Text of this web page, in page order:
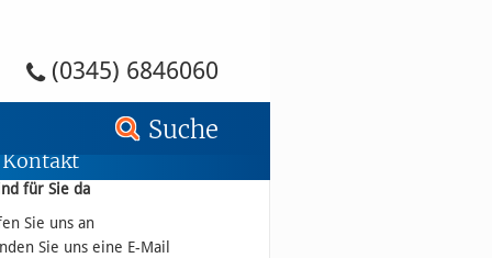
- Busch –
(0345) 6846060
Suche
Kontakt
für Sie da
Sie uns an
Sie uns eine E-Mail